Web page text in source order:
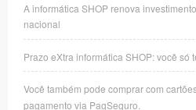
A informática SHOP renova
nacional
Prazo eXtra informática SHOP: você só
Você também pode comprar com
pagamento via PagSeguro.